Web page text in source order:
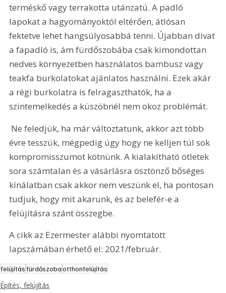
terméskő vagy terrakotta utánzatú. A padló
lapokat a hagyományoktól eltérően, átlósan
fektetve lehet hangsúlyosabbá tenni. Újabban divat
a fapadló is, ám fürdőszobába csak kimondottan
nedves környezetben használatos bambusz vagy
teakfa burkolatokat ajánlatos használni. Ezek akár
a régi burkolatra is felragaszthatók, ha a
szintemelkedés a küszöbnél nem okoz problémát.
évre tesszük, mégpedig úgy hogy ne kelljen túl sok
kompromisszumot kötnünk. A kialakítható ötletek
sora számtalan és a vásárlásra ösztönző bőséges
kínálatban csak akkor nem veszünk el, ha pontosan
tudjuk, hogy mit akarunk, és az belefér-e a
felújításra szánt összegbe.
A cikk az Ezermester alábbi nyomtatott
lapszámában érhető el: 2021/február.
felújításfürdőszobaotthonfelújítás
Építés, felújítás